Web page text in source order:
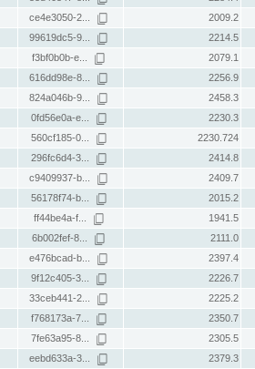
ce4e3050-2... 2009.2
99619dc5-9... 2214.5
f3bf0b0b-e... 2079.1
616dd98e-8... 2256.9
824a046b-9... 2458.3
0fd56e0a-e... 2230.3
560cf185-0... 2230.724
296fc6d4-3... 2414.8
c9409937-b... 2409.7
56178f74-b... 2015.2
ff44be4a-f... 1941.5
6b002fef-8... 2111.0
e476bcad-b... 2397.4
9f12c405-3... 2226.7
33ceb441-2... 2225.2
f768173a-7... 2350.7
7fe63a95-8... 2305.5
eebd633a-3... 2379.3